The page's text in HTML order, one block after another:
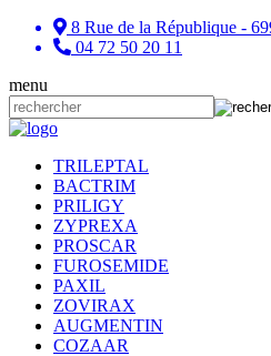
8 Rue de la République -
04 72 50 20 11
menu
TRILEPTAL
BACTRIM
PRILIGY
ZYPREXA
PROSCAR
FUROSEMIDE
PAXIL
ZOVIRAX
AUGMENTIN
COZAAR